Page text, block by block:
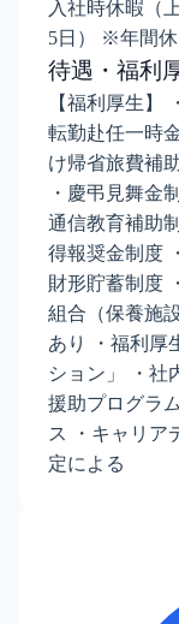
入社時休暇（
5日） ※年間休
待遇・福利
【福利厚生】
転勤赴任一時
け帰省旅費補
・慶弔見舞金
通信教育補助
得報奨金制度
財形貯蓄制度
組合（保養施
あり ・福利厚
ション」 ・社
援助プログラ
ス ・キャリア
定による